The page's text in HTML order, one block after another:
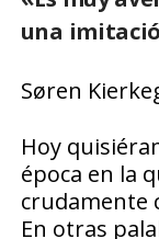
una
Søren
Hoy
época en la
crudamente
En otras